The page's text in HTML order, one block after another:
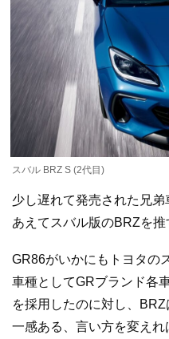
スバル BRZ S (2代目)
少し遅れて発売された兄弟
あえてスバル版のBRZを推
GR86がいかにもトヨタの
車種としてGRブランド各
を採用したのに対し、
一感ある、言い方を変え